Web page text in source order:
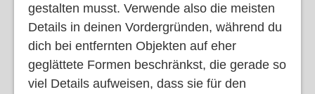
gestalten musst. Verwende also die meisten
Details in deinen Vordergründen, während du
dich bei entfernten Objekten auf eher
geglättete Formen beschränkst, die gerade so
viel Details aufweisen, dass sie für den